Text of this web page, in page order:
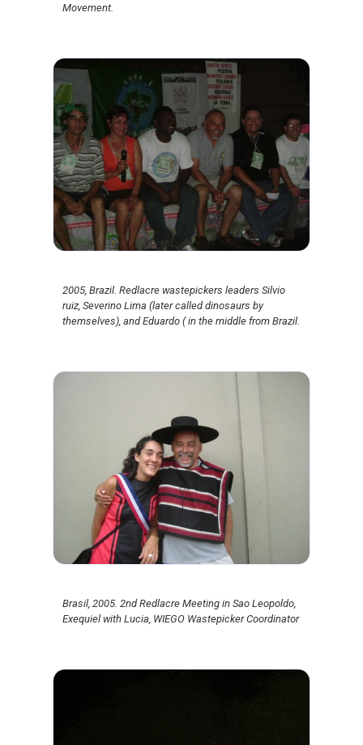
Movement.
2005, Brazil. Redlacre wastepickers leaders Silvio
ruiz, Severino Lima (later called dinosaurs by
themselves), and Eduardo ( in the middle from Brazil.
Brasil, 2005. 2nd Redlacre Meeting in Sao Leopoldo,
Exequiel with Lucia, WIEGO Wastepicker Coordinator